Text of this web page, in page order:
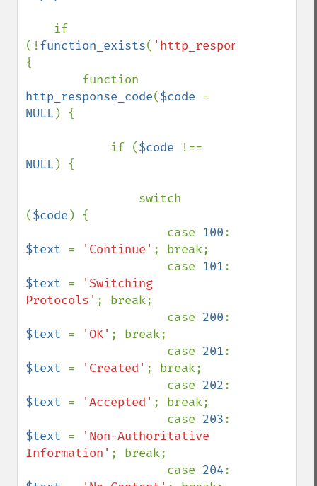
if
(!function_exists( 'http_response_code'
{
http_response_code($code
NULL) {
            if (
$code
NULL) {
($code ) {
                    case
100
$text = 'Continue' ; break;
                    case
101
$text =
'Switching
Protocols' ; break;
                    case
200
$text = 'OK' ; break;
                    case
201
$text = 'Created' ; break;
                    case
202
$text = 'Accepted' ; break;
                    case
203
$text =
'Non-Authoritative
Information' ; break;
                    case
204